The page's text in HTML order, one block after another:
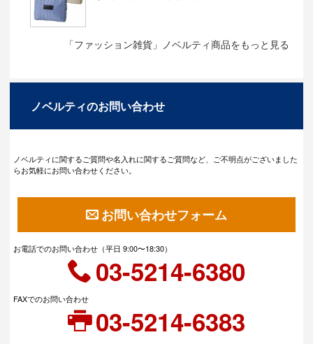
「ファッション雑貨」ノベルティ商品をもっと見る
ノベルティのお問い合わせ
ノベルティに関するご質問や名入れに関するご質問など、ご不明点がございました
らお気軽にお問い合わせください。
お問い合わせフォーム
お電話でのお問い合わせ（平日 9:00〜18:30）
03-5214-6380
FAXでのお問い合わせ
03-5214-6383